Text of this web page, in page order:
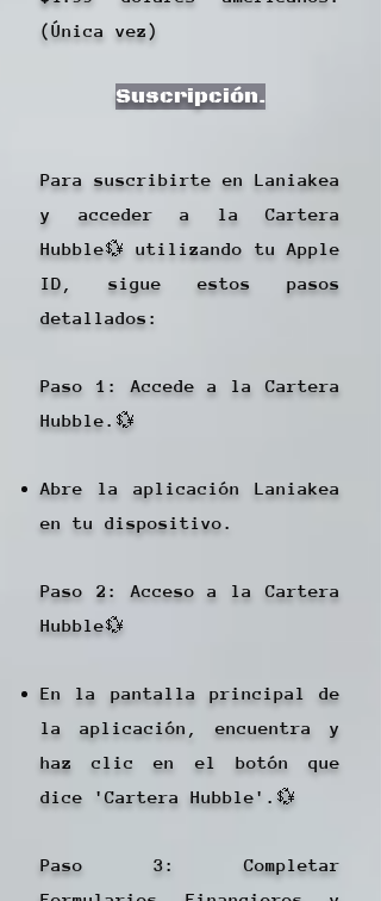
(Única vez)
Suscripción.
Para suscribirte en Laniakea
y acceder a la Cartera
Hubble💱 utilizando tu Apple
ID, sigue estos pasos
detallados:
Paso 1: Accede a la Cartera
Hubble.💱
Abre la aplicación Laniakea
en tu dispositivo.
Paso 2: Acceso a la Cartera
Hubble💱
En la pantalla principal de
la aplicación, encuentra y
haz clic en el botón que
dice 'Cartera Hubble'.💱
Paso 3: Completar